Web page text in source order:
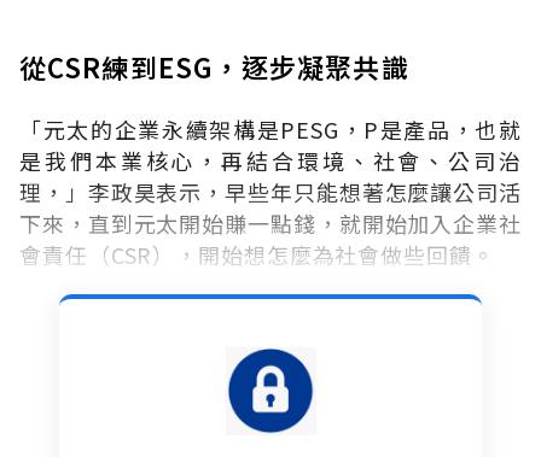
從CSR練到ESG，逐步凝聚共識
「元太的企業永續架構是PESG，P是產品，也就
是我們本業核心，再結合環境、社會、公司治
理，」李政昊表示，早些年只能想著怎麼讓公司活
下來，直到元太開始賺一點錢，就開始加入企業社
會責任（CSR），開始想怎麼為社會做些回饋。